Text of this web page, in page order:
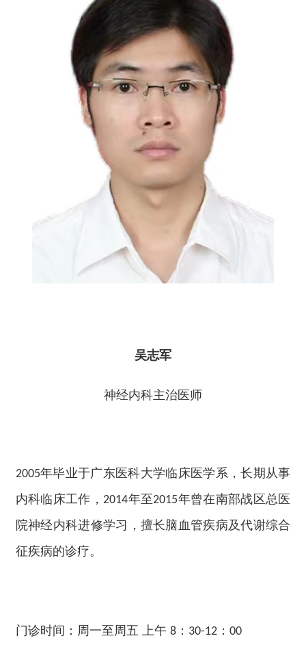
吴志军
神经内科主治医师
2005年毕业于广东医科大学临床医学系，长期从事
内科临床工作， 2014年至2015年曾在南部战区总医
院神经内科进修学习，擅长脑血管疾病及代谢综合
征疾病的诊疗。
门诊时间：周一至周五 上午 8： 30-12： 00